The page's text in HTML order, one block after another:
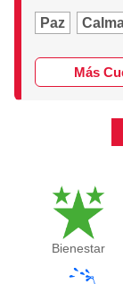
Paz
Más
Bienestar